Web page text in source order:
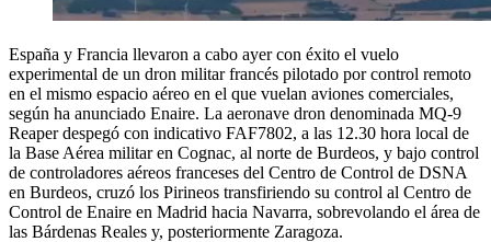
España y Francia llevaron a cabo ayer con éxito el vuelo
experimental de un dron militar francés pilotado por control remoto
en el mismo espacio aéreo en el que vuelan aviones comerciales,
según ha anunciado Enaire. La aeronave dron denominada MQ-9
Reaper despegó con indicativo FAF7802, a las 12.30 hora local de
la Base Aérea militar en Cognac, al norte de Burdeos, y bajo control
de controladores aéreos franceses del Centro de Control de DSNA
en Burdeos, cruzó los Pirineos transfiriendo su control al Centro de
Control de Enaire en Madrid hacia Navarra, sobrevolando el área de
las Bárdenas Reales y, posteriormente Zaragoza.